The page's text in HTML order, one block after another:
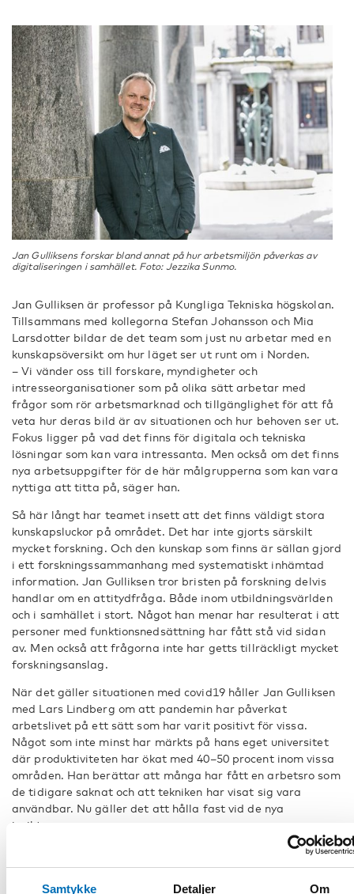
Samtykke Detaljer Om
Jan Gulliksens forskar bland annat på hur arbetsmiljön påverkas av
digitaliseringen i samhället. Foto: Jezzika Sunmo.
Jan Gulliksen är professor på Kungliga Tekniska högskolan.
Tillsammans med kollegorna Stefan Johansson och Mia
Larsdotter bildar de det team som just nu arbetar med en
kunskapsöversikt om hur läget ser ut runt om i Norden.
– Vi vänder oss till forskare, myndigheter och
intresseorganisationer som på olika sätt arbetar med
frågor som rör arbetsmarknad och tillgänglighet för att få
veta hur deras bild är av situationen och hur behoven ser ut.
Fokus ligger på vad det finns för digitala och tekniska
lösningar som kan vara intressanta. Men också om det finns
nya arbetsuppgifter för de här målgrupperna som kan vara
nyttiga att titta på, säger han.
Så här långt har teamet insett att det finns väldigt stora
kunskapsluckor på området. Det har inte gjorts särskilt
mycket forskning. Och den kunskap som finns är sällan gjord
i ett forskningssammanhang med systematiskt inhämtad
information. Jan Gulliksen tror bristen på forskning delvis
handlar om en attitydfråga. Både inom utbildningsvärlden
och i samhället i stort. Något han menar har resulterat i att
personer med funktionsnedsättning har fått stå vid sidan
av. Men också att frågorna inte har getts tillräckligt mycket
forskningsanslag.
När det gäller situationen med covid19 håller Jan Gulliksen
med Lars Lindberg om att pandemin har påverkat
arbetslivet på ett sätt som har varit positivt för vissa.
Något som inte minst har märkts på hans eget universitet
där produktiviteten har ökat med 40–50 procent inom vissa
områden. Han berättar att många har fått en arbetsro som
de tidigare saknat och att tekniken har visat sig vara
användbar. Nu gäller det att hålla fast vid de nya
insikterna.
– Den stora utmaningen är att det främst på ledningsnivå
finns en attityd att detta med corona är ett undantag och
den att vi har lärt oss något som har haft positiva effekter